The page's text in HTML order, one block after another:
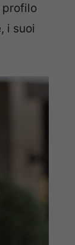
profilo
i suoi